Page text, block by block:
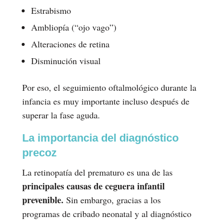
Estrabismo
Ambliopía (“ojo vago”)
Alteraciones de retina
Disminución visual
Por eso, el seguimiento oftalmológico durante la
infancia es muy importante incluso después de
superar la fase aguda.
La importancia del diagnóstico
precoz
La retinopatía del prematuro es una de las
principales causas de ceguera infantil
prevenible. Sin embargo, gracias a los
programas de cribado neonatal y al diagnóstico